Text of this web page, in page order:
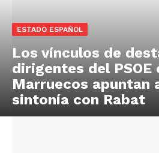
ESTADO ESPAÑOL
Los vínculos de
dirigentes del PSOE
Marruecos apuntan
sintonía con Rabat